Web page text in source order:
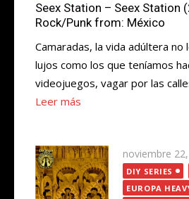
Seex Station – Seex Station
Rock/Punk from: México
Camaradas, la vida adúltera no
lujos como los que teníamos
videojuegos, vagar por las
Leer más
Publicada
el
noviembre
DIY SERIES
EUROPA